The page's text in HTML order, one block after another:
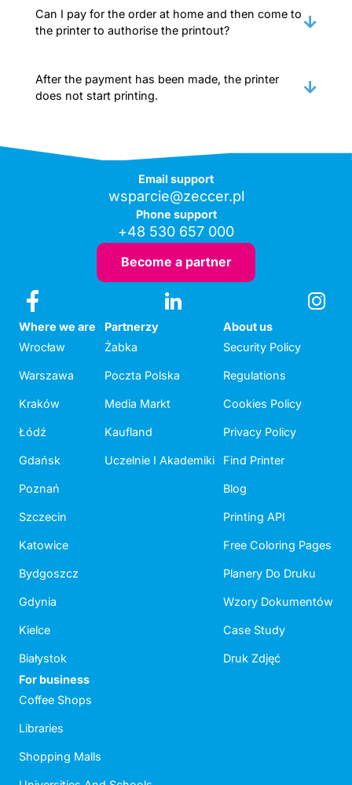
Can I pay for the order at home and then come to
the printer to authorise the printout?
After the payment has been made, the printer
does not start printing.
Email support
wsparcie@zeccer.pl
Phone support
+48 530 657 000
Become a partner
Where we are
Wrocław
Warszawa
Kraków
Łódź
Gdańsk
Poznań
Szczecin
Katowice
Bydgoszcz
Gdynia
Kielce
Białystok
Partnerzy
Żabka
Poczta Polska
Media Markt
Kaufland
Uczelnie I Akademiki
About us
Security Policy
Regulations
Cookies Policy
Privacy Policy
Find Printer
Blog
Printing API
Free Coloring Pages
Planery Do Druku
Wzory Dokumentów
Case Study
Druk Zdjęć
For business
Coffee Shops
Libraries
Shopping Malls